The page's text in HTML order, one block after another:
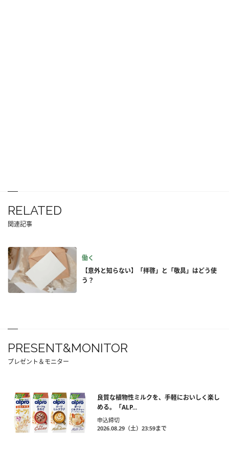
RELATED
関連記事
働く
【意外と知らない】「拝啓」と「敬具」はどう使
う？
PRESENT&MONITOR
プレゼント＆モニター
良質な植物性ミルクを、手軽においしく楽し
める。「ALP...
申込締切
2026.08.29（土）23:59まで